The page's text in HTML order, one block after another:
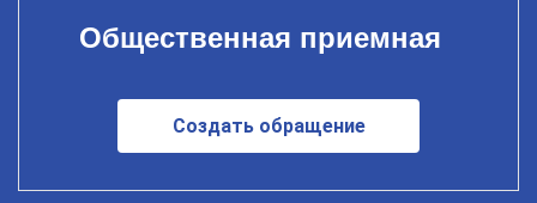
Общественная приемная
Создать обращение